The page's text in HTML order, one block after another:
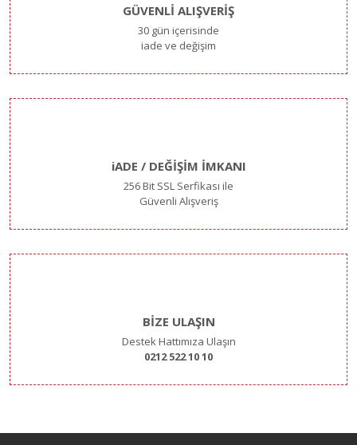
GÜVENLİ ALIŞVERİŞ
30 gün içerisinde
iade ve değişim
iADE / DEĞİŞİM İMKANI
256 Bit SSL Serfikası ile
Güvenli Alışveriş
BİZE ULAŞIN
Destek Hattımıza Ulaşın
0212 522 10 10